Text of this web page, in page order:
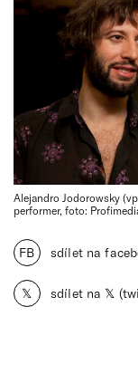
Alejandro Jodorowsky
performer, foto:
FB sdílet na
𝕏 sdílet na 𝕏